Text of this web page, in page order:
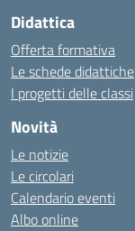
Didattica
Offerta formativa
Le schede didattiche
I progetti delle classi
Novità
Le notizie
Le circolari
Calendario eventi
Albo online